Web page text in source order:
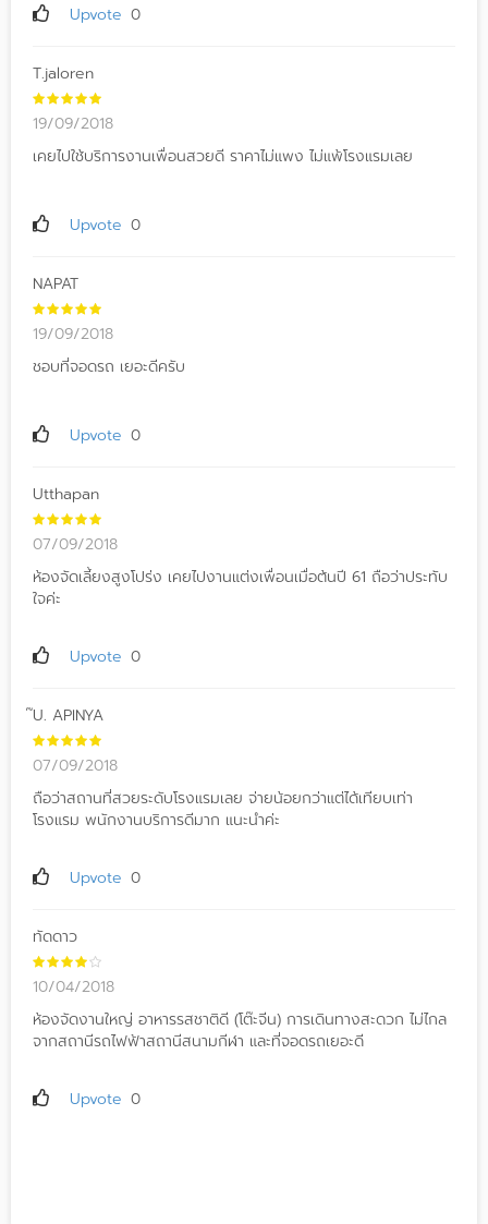
Upvote 0
T.jaloren
19/09/2018
เคยไปใช้บริการงานเพื่อนสวยดี ราคาไม่แพง ไม่แพ้โรงแรมเลย
Upvote 0
NAPAT
19/09/2018
ชอบที่จอดรถ เยอะดีครับ
Upvote 0
Utthapan
07/09/2018
ห้องจัดเลี้ยงสูงโปร่ง เคยไปงานแต่งเพื่อนเมื่อต้นปี 61 ถือว่าประทับ
ใจค่ะ
Upvote 0
๊U. APINYA
07/09/2018
ถือว่าสถานที่สวยระดับโรงแรมเลย จ่ายน้อยกว่าแต่ได้เทียบเท่า
โรงแรม พนักงานบริการดีมาก แนะนำค่ะ
Upvote 0
ทัดดาว
10/04/2018
ห้องจัดงานใหญ่ อาหารรสชาติดี (โต๊ะจีน) การเดินทางสะดวก ไม่ไกล
จากสถานีรถไฟฟ้าสถานีสนามกีฬา และที่จอดรถเยอะดี
Upvote 0